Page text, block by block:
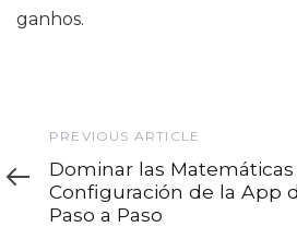
ganhos.
Previous
Article
PREVIOUS ARTICLE
Dominar las
Configuración de la App
Paso a Paso